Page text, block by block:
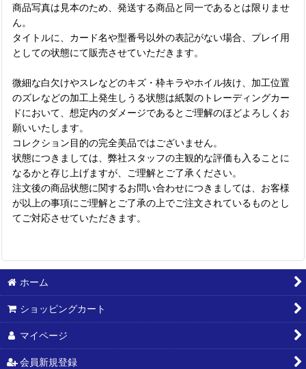
商品写真は見本のため、発送する商品と同一であるとは限りませ
ん。
タイトルに、カード名や型番号以外の表記がない場合、プレイ用
としての状態にて販売させていただきます。
微細な白欠けやスレなどのキズ・枠キラやホイル抜け、加工位置
のズレなどの加工上発生しうる状態は紙製のトレーディングカー
ドにおいて、想定内のダメージであるとご理解のほどよろしくお
願いいたします。
コレクション目的の完全美品ではございません。
状態につきましては、弊社スタッフの主観的な評価も入ることに
なるかと存じ上げますが、ご理解とご了承ください。
注文後の商品状態に関するお問い合わせにつきましては、お客様
が以上の事項にご理解とご了承の上でご注文されているものとし
てご対応させていただきます。
ホーム
ショッピングカート
マイページ
会員新規登録